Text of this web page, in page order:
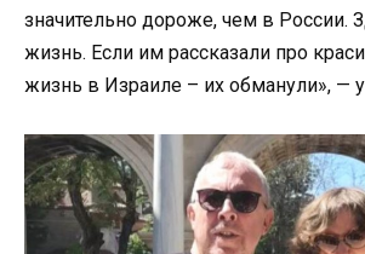
значительно дороже, чем в России.
жизнь. Если им рассказали про
жизнь в Израиле – их обманули», —